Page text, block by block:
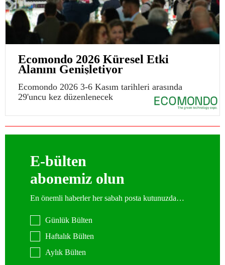
Ecomondo 2026 Küresel Etki
Alanını Genişletiyor
Ecomondo 2026 3-6 Kasım tarihleri arasında
29'uncu kez düzenlenecek
E-bülten
abonemiz olun
En önemli haberler her sabah posta kutunuzda…
Günlük Bülten
Haftalık Bülten
Aylık Bülten